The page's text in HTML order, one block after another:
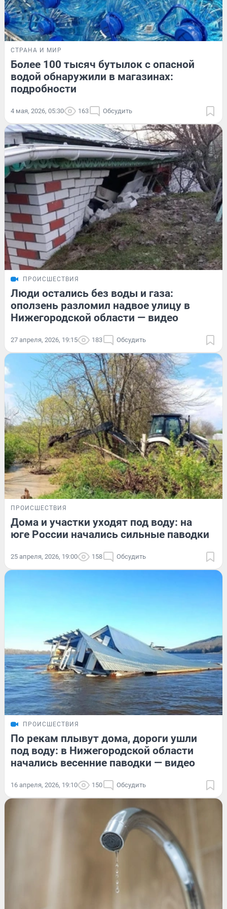
СТРАНА И МИР
Более 100 тысяч бутылок с опасной
водой обнаружили в магазинах:
подробности
4 мая, 2026, 05:30 163 Обсудить
ПРОИСШЕСТВИЯ
Люди остались без воды и газа:
оползень разломил надвое улицу в
Нижегородской области — видео
27 апреля, 2026, 19:15 183 Обсудить
ПРОИСШЕСТВИЯ
Дома и участки уходят под воду: на
юге России начались сильные паводки
25 апреля, 2026, 19:00 158 Обсудить
ПРОИСШЕСТВИЯ
По рекам плывут дома, дороги ушли
под воду: в Нижегородской области
начались весенние паводки — видео
16 апреля, 2026, 19:10 150 Обсудить